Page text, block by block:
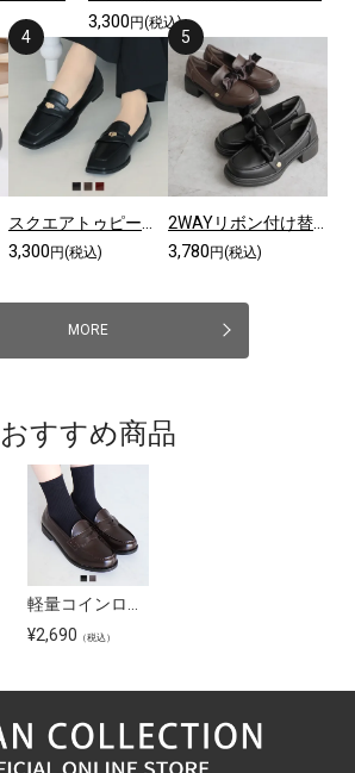
3,300 円(税込)
3,300 円(税込) 3,780 円(税込)
MORE
おすすめ商品
¥2,690 （税込）